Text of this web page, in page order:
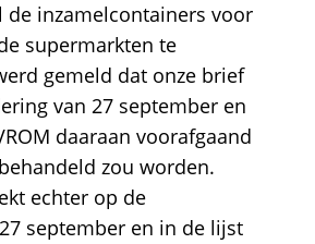
de inzamelcontainers voor
supermarkten te
gemeld dat onze brief
van 27 september en
daaraan voorafgaand
zou worden.
echter op de
september en in de lijst